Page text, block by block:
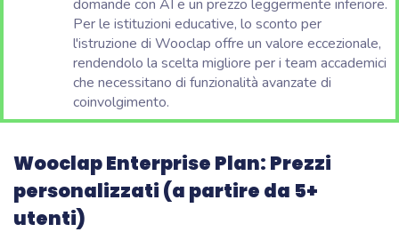
domande con AI e un prezzo leggermente inferiore.
Per le istituzioni educative, lo sconto per
l'istruzione di Wooclap offre un valore eccezionale,
rendendolo la scelta migliore per i team accademici
che necessitano di funzionalità avanzate di
coinvolgimento.
Wooclap Enterprise Plan: Prezzi
personalizzati (a partire da 5+
utenti)